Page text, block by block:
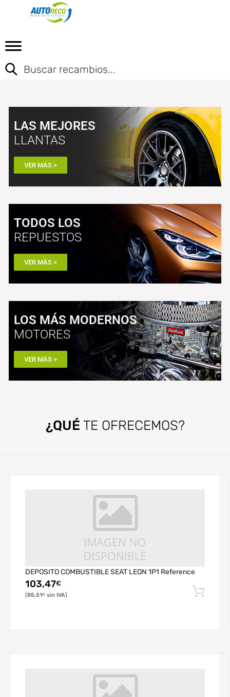
LAS MEJORES
LLANTAS
VER MÁS >
TODOS LOS
REPUESTOS
VER MÁS >
LOS MÁS MODERNOS
MOTORES
VER MÁS >
¿QUÉ TE OFRECEMOS?
DEPOSITO COMBUSTIBLE SEAT LEON 1P1 Reference
103,47€
85,51€